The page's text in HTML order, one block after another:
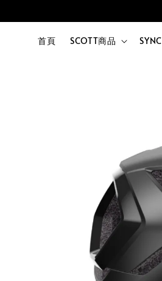
首頁 SCOTT商品